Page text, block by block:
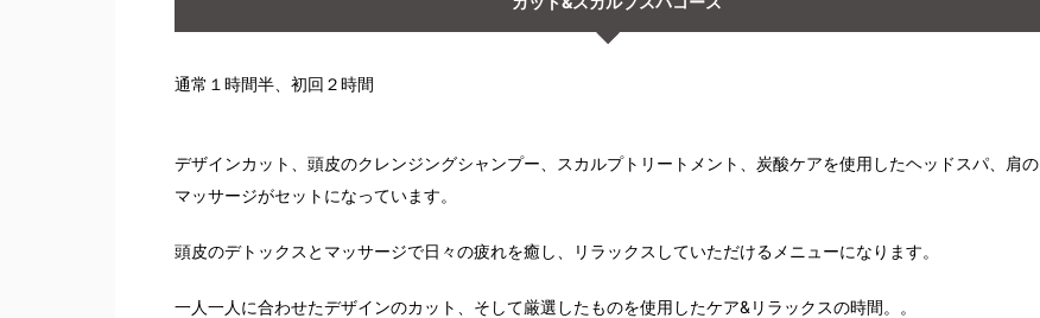
通常１時間半、初回２時間
デザインカット、頭皮のクレンジングシャンプー、スカルプトリートメント、炭酸ケアを使用したヘッドスパ、肩の
マッサージがセットになっています。
頭皮のデトックスとマッサージで日々の疲れを癒し、リラックスしていただけるメニューになります。
一人一人に合わせたデザインのカット、そして厳選したものを使用したケア&リラックスの時間。。